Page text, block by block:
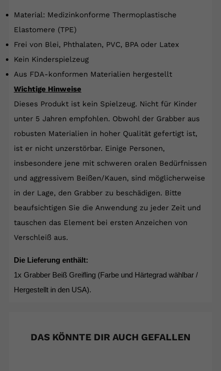
Material: Medizinkonforme Thermoplastische
Elastomere (TPE)
Frei von Blei, Phthalaten, PVC, BPA oder Latex
Kein Kinderspielzeug
Aus FDA-konformen Materialien hergestellt
Wichtige Hinweise
Dieses Produkt ist kein Spielzeug. Nicht für Kinder
unter 5 Jahren empfohlen. Obwohl der Grabber aus
robusten Materialien in hoher Qualität gefertigt ist,
ist er nicht unzerstörbar. Einige Personen,
insbesondere jene mit schweren oralen Bedürfnissen
und aggressivem Beißen/Kauen, sind möglicherweise
in der Lage, den Grabber zu beschädigen. Bitte
beaufsichtigen Sie die Anwendung zu jeder Zeit und
tauschen das Element bei ersten Anzeichen von
Verschleiß aus.
Die Lieferung enthält:
1x Grabber Beiß Greifling (Farbe und Härtegrad wählbar /
Hergestellt in den USA).
DAS KÖNNTE DIR AUCH GEFALLEN